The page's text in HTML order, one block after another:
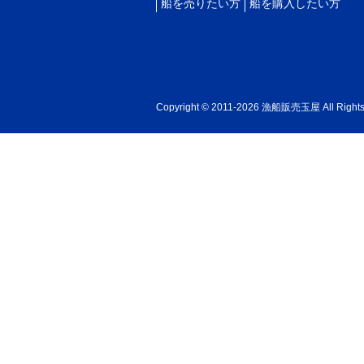
船を売りたい方 船を購入したい方
Copyright © 2011-2026 漁船販売玉屋 All